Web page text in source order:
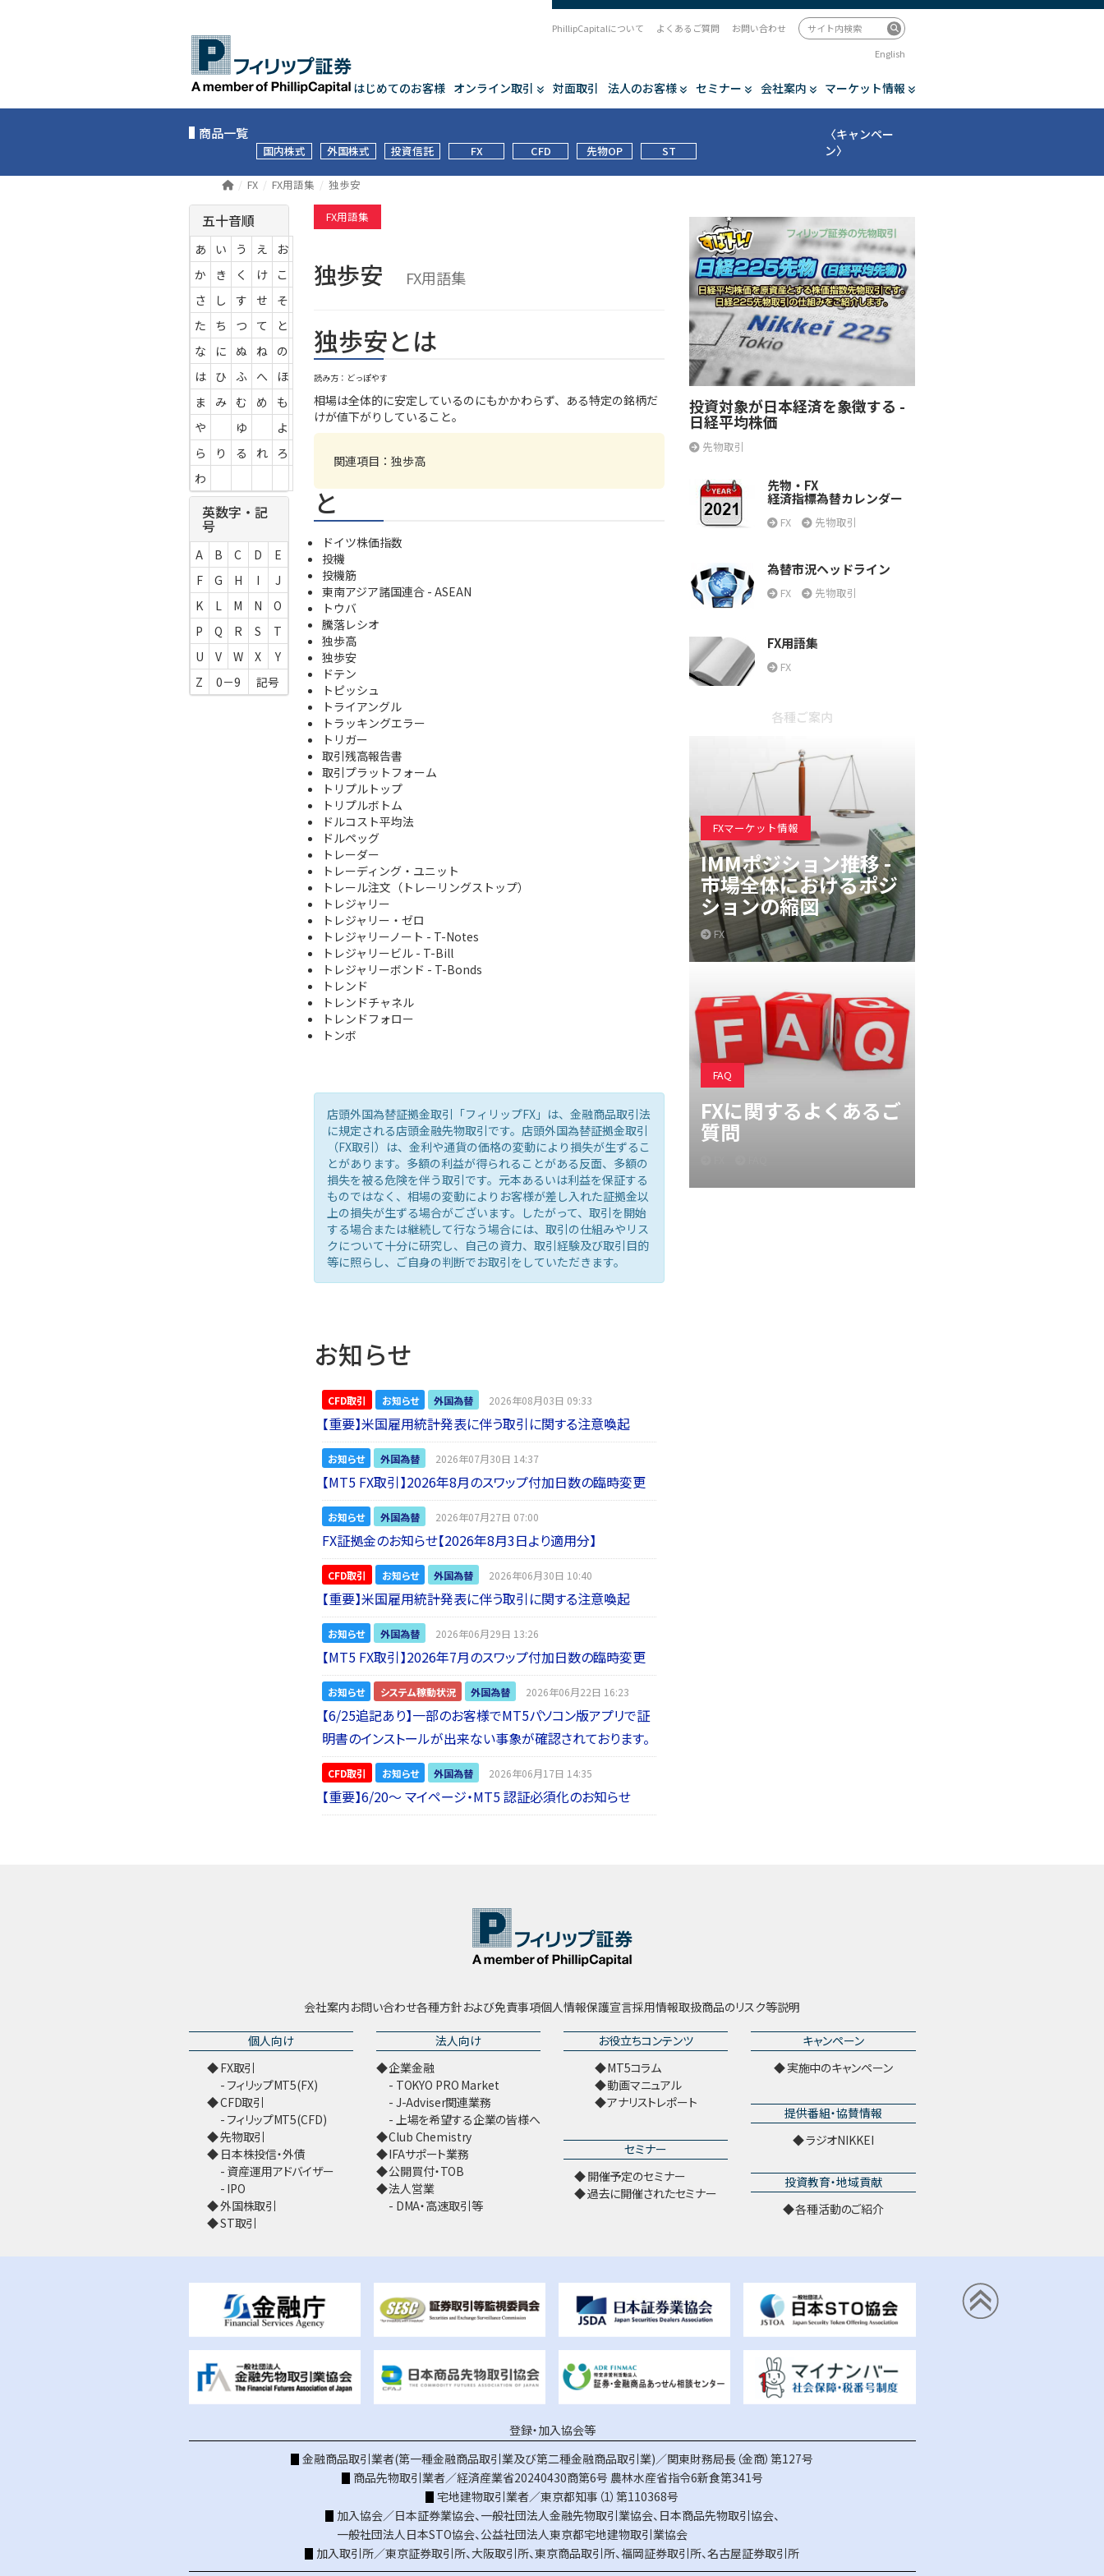
はじめてのお客様 オンライン取引 対面取引 法人のお客様 セミナー 会社案内 マーケット情報
PhillipCapitalについて よくあるご質問
お問い合わせ
English
商品一覧
国内株式 外国株式 投資信託 FX CFD 先物OP ST
〈キャンペー
ン〉
FX FX用語集 独歩安
FX用語集
独歩安 FX用語集
独歩安とは
読み方：どっぽやす
相場は全体的に安定しているのにもかかわらず、ある特定の銘柄だ
けが値下がりしていること。
関連項目： 独歩高
と
ドイツ株価指数
投機
投機筋
東南アジア諸国連合 - ASEAN
トウバ
騰落レシオ
独歩高
独歩安
ドテン
トピッシュ
トライアングル
トラッキングエラー
トリガー
取引残高報告書
取引プラットフォーム
トリプルトップ
トリプルボトム
ドルコスト平均法
ドルペッグ
トレーダー
トレーディング・ユニット
トレール注文（トレーリングストップ）
トレジャリー
トレジャリー・ゼロ
トレジャリーノート - T-Notes
トレジャリービル - T-Bill
トレジャリーボンド - T-Bonds
トレンド
トレンドチャネル
トレンドフォロー
トンボ
店頭外国為替証拠金取引「フィリップFX」は、金融商品取引法
に規定される店頭金融先物取引です。店頭外国為替証拠金取引
（FX取引）は、金利や通貨の価格の変動により損失が生ずるこ
とがあります。多額の利益が得られることがある反面、多額の
損失を被る危険を伴う取引です。元本あるいは利益を保証する
ものではなく、相場の変動によりお客様が差し入れた証拠金以
上の損失が生ずる場合がございます。したがって、取引を開始
する場合または継続して行なう場合には、取引の仕組みやリス
クについて十分に研究し、自己の資力、取引経験及び取引目的
等に照らし、ご自身の判断でお取引をしていただきます。
お知らせ
CFD取引 お知らせ 外国為替 2026年08月03日 09:33
【重要】米国雇用統計発表に伴う取引に関する注意喚起
お知らせ 外国為替 2026年07月30日 14:37
【MT5 FX取引】2026年8月のスワップ付加日数の臨時変更
お知らせ 外国為替 2026年07月27日 07:00
FX証拠金のお知らせ【2026年8月3日より適用分】
CFD取引 お知らせ 外国為替 2026年06月30日 10:40
【重要】米国雇用統計発表に伴う取引に関する注意喚起
お知らせ 外国為替 2026年06月29日 13:26
【MT5 FX取引】2026年7月のスワップ付加日数の臨時変更
お知らせ システム稼動状況 外国為替 2026年06月22日 16:23
【6/25追記あり】一部のお客様でMT5パソコン版アプリで証
明書のインストールが出来ない事象が確認されております。
CFD取引 お知らせ 外国為替 2026年06月17日 14:35
【重要】6/20～ マイページ・MT5 認証必須化のお知らせ
五十音順
あ い う え
お
か
き く け
こ
さ
し す せ
そ
た
ち つ て
と
な
に ぬ ね
の
は
ひ ふ へ
ほ
ま
み む め
も
や
ゆ
よ
ら
り る れ
ろ
わ
英数字・記
号
A B C D
E
F
G H I
J
K
L M N
O
P
Q R S
T
U
V W X
Y
Z
0－9 記号
投資対象が日本経済を象徴する -
日経平均株価
先物取引
先物・FX
経済指標為替カレンダー
FX 先物取引
為替市況ヘッドライン
FX 先物取引
FX用語集
FX
各種ご案内
FXマーケット情報
IMMポジション推移 -
市場全体におけるポジ
ションの縮図
FX
FAQ
FXに関するよくあるご
質問
会社案内お問い合わせ各種方針および免責事項個人情報保護宣言採用情報取扱商品のリスク等説明
個人向け
FX取引
フィリップMT5(FX)
CFD取引
フィリップMT5(CFD)
先物取引
日本株投信・外債
資産運用アドバイザー
IPO
外国株取引
ST取引
法人向け
企業金融
TOKYO PRO Market
J-Adviser関連業務
上場を希望する企業の皆様へ
Club Chemistry
IFAサポート業務
公開買付・TOB
法人営業
DMA・高速取引等
お役立ちコンテンツ
MT5コラム
動画マニュアル
アナリストレポート
セミナー
開催予定のセミナー
過去に開催されたセミナー
キャンペーン
実施中のキャンペーン
提供番組・協賛情報
ラジオNIKKEI
投資教育・地域貢献
各種活動のご紹介
登録・加入協会等
金融商品取引業者(第一種金融商品取引業及び第二種金融商品取引業)／関東財務局長（金商）第127号
商品先物取引業者／経済産業省20240430商第6号 農林水産省指令6新食第341号
宅地建物取引業者／東京都知事（1）第110368号
加入協会／日本証券業協会、 一般社団法人金融先物取引業協会、 日本商品先物取引協会、
一般社団法人日本STO協会、 公益社団法人東京都宅地建物取引業協会
加入取引所／東京証券取引所、大阪取引所、東京商品取引所、福岡証券取引所、名古屋証券取引所